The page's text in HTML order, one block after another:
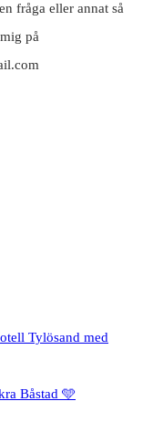
fråga eller annat så
på
Tylösand med
Båstad 🩵